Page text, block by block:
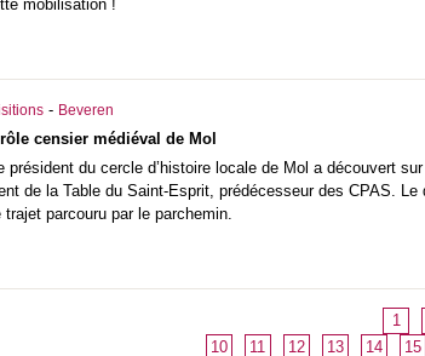
mobilisation !
- Beveren
censier médiéval de Mol
président du cercle d’histoire locale de Mol a découvert
de la Table du Saint-Esprit, prédécesseur des CPAS.
parcouru par le parchemin.
1
10
11 12 13 14 15